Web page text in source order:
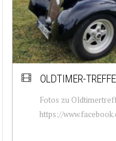
OLDTIMER-
Fotos zu
https://